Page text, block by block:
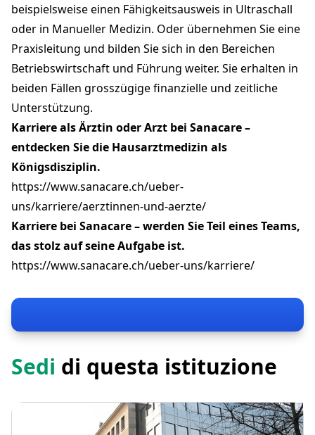
beispielsweise einen Fähigkeitsausweis in Ultraschall
oder in Manueller Medizin. Oder übernehmen Sie eine
Praxisleitung und bilden Sie sich in den Bereichen
Betriebswirtschaft und Führung weiter. Sie erhalten in
beiden Fällen grosszügige finanzielle und zeitliche
Unterstützung.
Karriere als Ärztin oder Arzt bei Sanacare –
entdecken Sie die Hausarztmedizin als
Königsdisziplin.
https://www.sanacare.ch/ueber-
uns/karriere/aerztinnen-und-aerzte/
Karriere bei Sanacare – werden Sie Teil eines Teams,
das stolz auf seine Aufgabe ist.
https://www.sanacare.ch/ueber-uns/karriere/
Sedi di questa istituzione